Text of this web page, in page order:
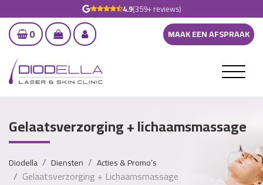
4.9(359+ reviews)
0 MAAK EEN AFSPRAAK
Gelaatsverzorging + lichaamsmassage
Diodella Diensten Acties & Promo’s
Gelaatsverzorging + Lichaamsmassage